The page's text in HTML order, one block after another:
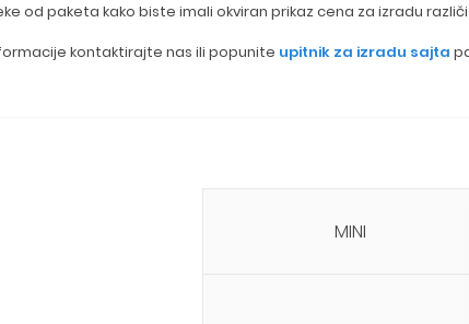
od paketa kako biste imali okviran prikaz cena za izradu
kontaktirajte nas ili popunite upitnik za izradu sajta
MINI